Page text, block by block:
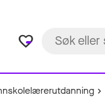
favorite_border